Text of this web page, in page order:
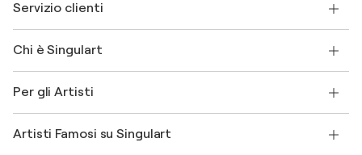
Servizio clienti
Spedizione
Offri una carta regalo
Partecipa al nostro programma commerciale
Il mio account
Protezione acquirente
Chi è Singulart
FAQ
Magazine di Singulart
Per gli Artisti
Accedi come Artista
Artisti Famosi su Singulart